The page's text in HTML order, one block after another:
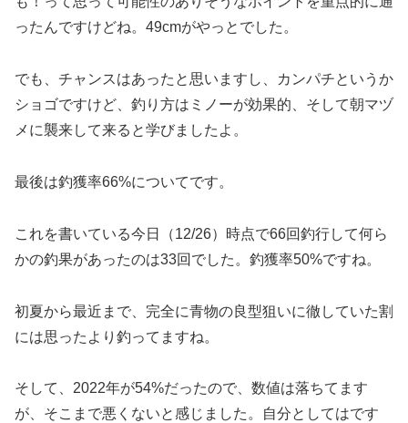
ったんですけどね。49cmがやっとでした。
でも、チャンスはあったと思いますし、カンパチというか
ショゴですけど、釣り方はミノーが効果的、そして朝マヅ
メに襲来して来ると学びましたよ。
最後は釣獲率66%についてです。
これを書いている今日（12/26）時点で66回釣行して何ら
かの釣果があったのは33回でした。釣獲率50%ですね。
初夏から最近まで、完全に青物の良型狙いに徹していた割
には思ったより釣ってますね。
そして、2022年が54%だったので、数値は落ちてます
が、そこまで悪くないと感じました。自分としてはです